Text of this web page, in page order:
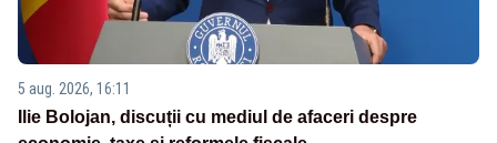
5 aug. 2026, 16:11
Ilie Bolojan, discuții cu mediul de afaceri despre